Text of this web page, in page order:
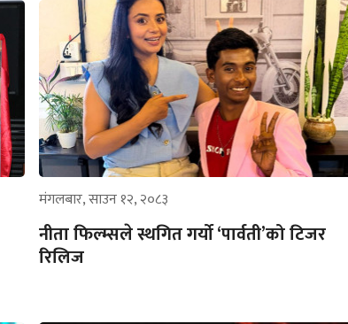
मंगलबार, साउन १२, २०८३
नीता फिल्म्सले स्थगित गर्यो ‘पार्वती’को टिजर
रिलिज